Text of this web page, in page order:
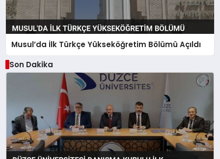
Musul’da İlk Türkçe Yükseköğretim Bölümü Açıldı
Son Dakika